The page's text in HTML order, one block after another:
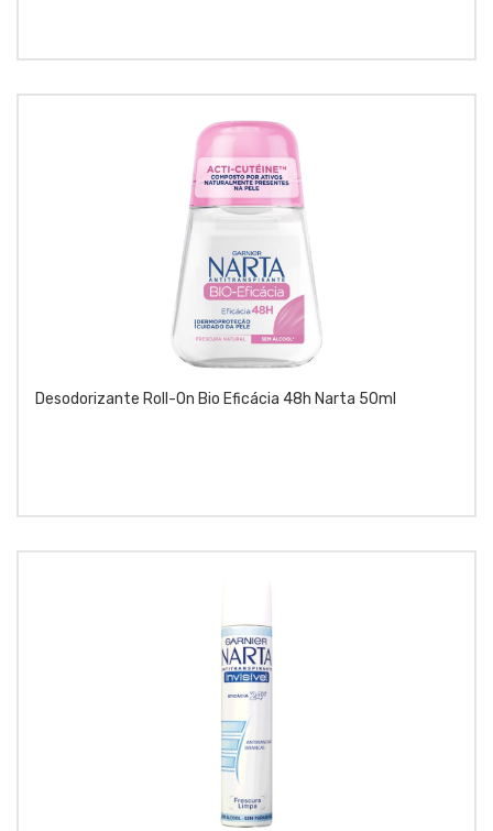
Desodorizante Roll-On Bio Eficácia 48h Narta 50ml